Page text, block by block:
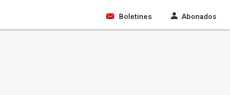
Boletines Abonados